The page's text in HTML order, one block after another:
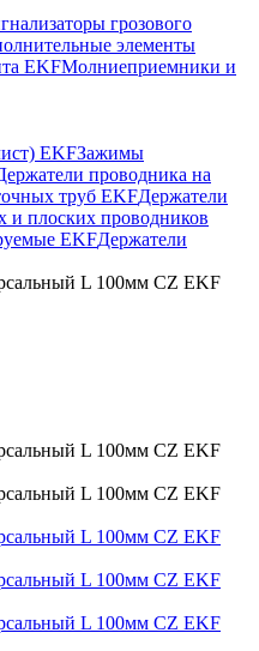
грозового
элементы
EKFМолниеприемники и
EKFЗажимы
проводника на
труб EKFДержатели
и плоских проводников
EKFДержатели
L 100мм CZ EKF